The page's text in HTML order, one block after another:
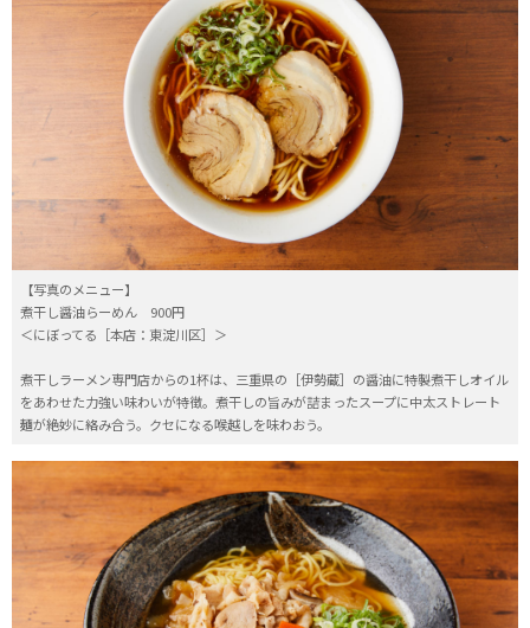
【写真のメニュー】
煮干し醤油らーめん 900円
＜にぼってる［本店：東淀川区］＞
煮干しラーメン専門店からの1杯は、三重県の［伊勢蔵］の醤油に特製煮干しオイル
をあわせた力強い味わいが特徴。煮干しの旨みが詰まったスープに中太ストレート
麺が絶妙に絡み合う。クセになる喉越しを味わおう。